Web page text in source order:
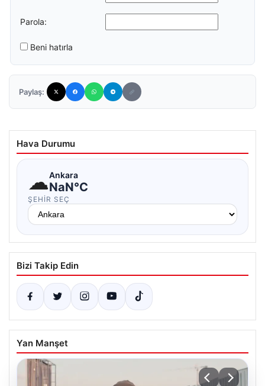
Parola:
Beni hatırla
Paylaş:
Hava Durumu
☁Ankara
NaN°C
ŞEHIR SEÇ
Bizi Takip Edin
Yan Manşet